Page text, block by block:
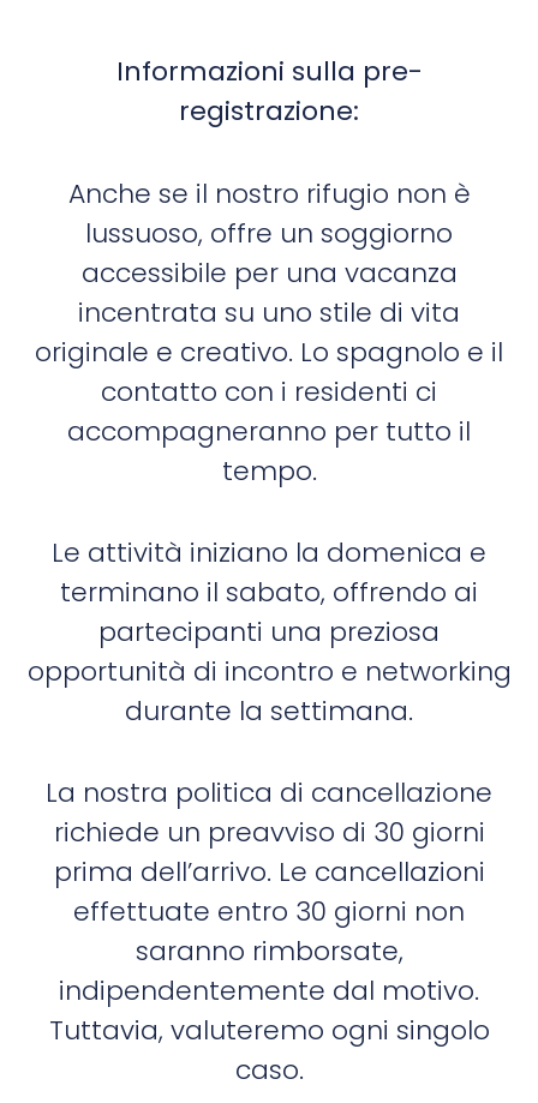
Informazioni sulla pre-
registrazione:
Anche se il nostro rifugio non è
lussuoso, offre un soggiorno
accessibile per una vacanza
incentrata su uno stile di vita
originale e creativo. Lo spagnolo e il
contatto con i residenti ci
accompagneranno per tutto il
tempo.
Le attività iniziano la domenica e
terminano il sabato, offrendo ai
partecipanti una preziosa
opportunità di incontro e networking
durante la settimana.
La nostra politica di cancellazione
richiede un preavviso di 30 giorni
prima dell’arrivo. Le cancellazioni
effettuate entro 30 giorni non
saranno rimborsate,
indipendentemente dal motivo.
Tuttavia, valuteremo ogni singolo
caso.